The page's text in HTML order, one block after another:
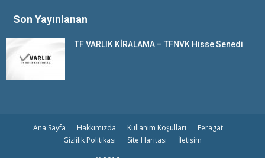
Son Yayınlanan
TF VARLIK KİRALAMA – TFNVK Hisse Senedi
Ana Sayfa Hakkımızda Kullanım Koşulları
Feragat
Gizlilik Politikası
Site Haritası
İletişim